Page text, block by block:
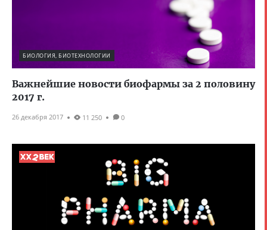
БИОЛОГИЯ, БИОТЕХНОЛОГИИ
Важнейшие новости биофармы за 2 половину
2017 г.
26 декабря 2017 11 250 0